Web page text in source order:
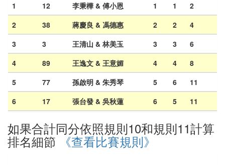
1
12 李秉樺 & 傅小恩 1 1
2
2
38 蔣慶良 & 馮德惠 2 2
4
3
3 王清山 & 林美玉 3 3
6
4
89 王逸文 & 王意媚 4 4
8
5
77 孫啟明 & 朱秀琴 5 6
11
6
17 張台發 & 吳秋蓮 6 5 11
如果合計同分依照規則10和規則11計算
排名細節 《查看比賽規則》